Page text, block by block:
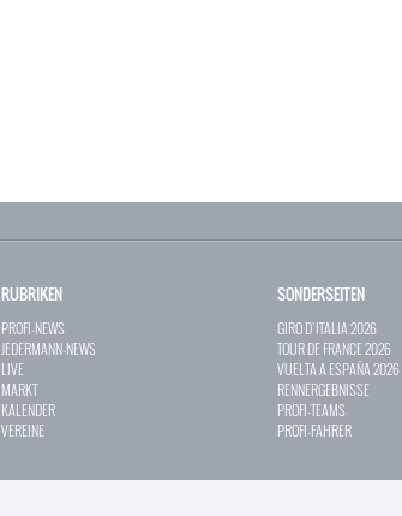
RUBRIKEN
PROFI-NEWS
JEDERMANN-NEWS
LIVE
MARKT
KALENDER
VEREINE
SONDERSEITEN
GIRO D`ITALIA 2026
TOUR DE FRANCE 2026
VUELTA A ESPAÑA 2026
RENNERGEBNISSE
PROFI-TEAMS
PROFI-FAHRER